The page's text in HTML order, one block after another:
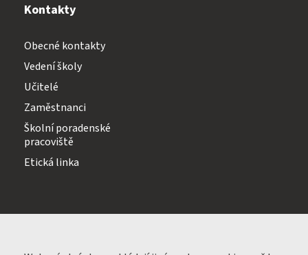
Kontakty
Obecné kontakty
Vedení školy
Učitelé
Zaměstnanci
Školní poradenské
pracoviště
Etická linka